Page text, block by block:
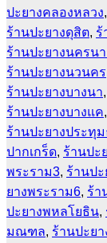
ปะยางคลองหลวง,
ร้านปะยางดุสิต, ร้
ร้านปะยางนครน
ร้านปะยางนวนคร
ร้านปะยางบางนา,
ร้านปะยางบางแค,
ร้านปะยางประทุ
ปากเกร็ด, ร้านปะ
พระราม3, ร้านป
ยางพระราม6, ร้า
ปะยางพหลโยธิน,
มณฑล, ร้านปะย